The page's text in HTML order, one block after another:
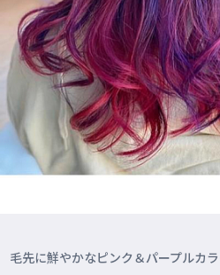
毛先に鮮やかなピンク＆パープルカ